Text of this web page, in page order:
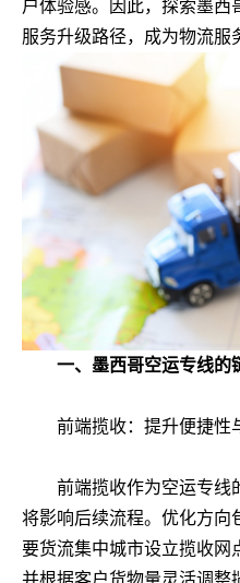
户体验感。因此，探索墨西
服务升级路径，成为物流服
一、墨西哥空运专线的
前端揽收：提升便捷性
前端揽收作为空运专线
将影响后续流程。优化方向
要货流集中城市设立揽收网
并根据客户货物量灵活调整